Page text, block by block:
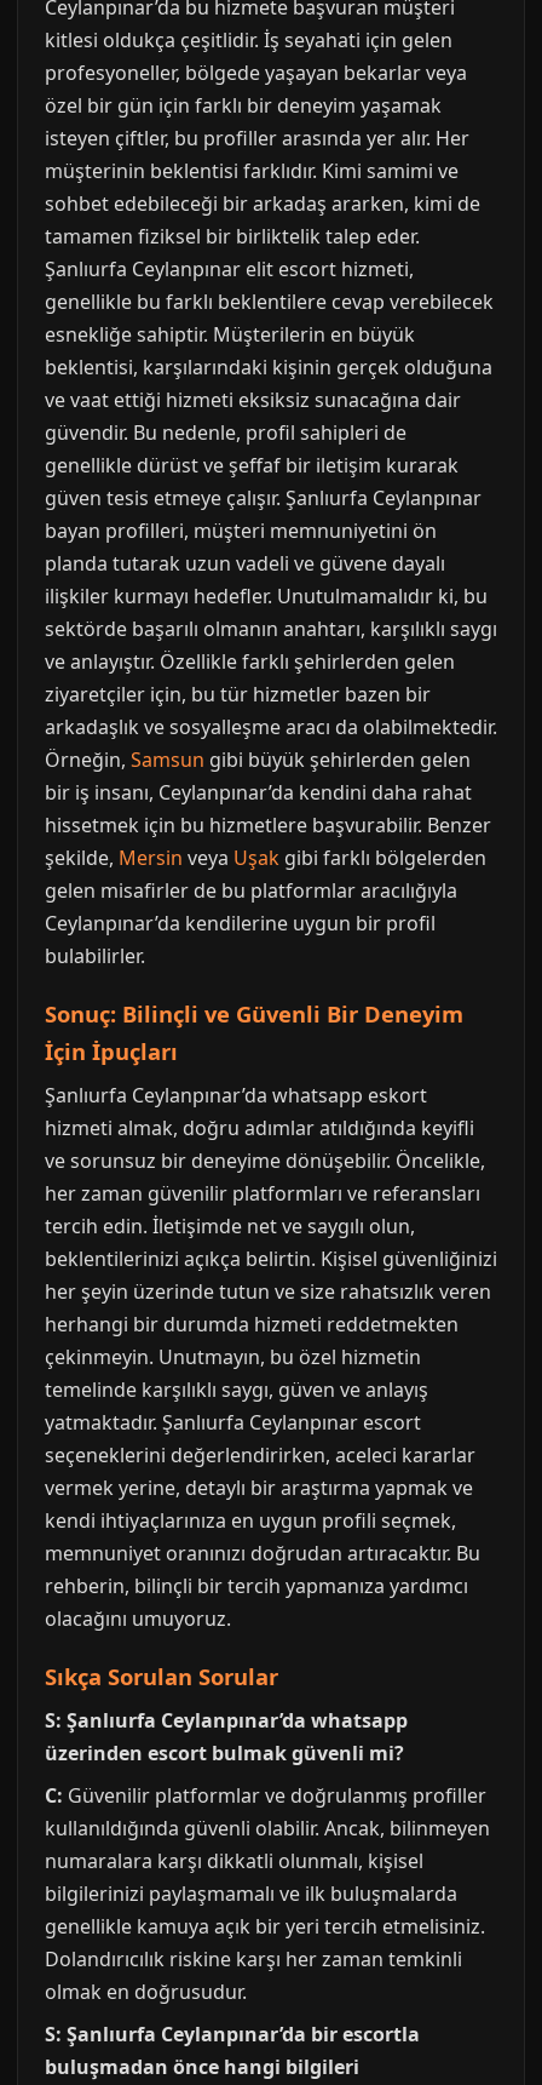
Ceylanpınar’da bu hizmete başvuran müşteri
kitlesi oldukça çeşitlidir. İş seyahati için gelen
profesyoneller, bölgede yaşayan bekarlar veya
özel bir gün için farklı bir deneyim yaşamak
isteyen çiftler, bu profiller arasında yer alır. Her
müşterinin beklentisi farklıdır. Kimi samimi ve
sohbet edebileceği bir arkadaş ararken, kimi de
tamamen fiziksel bir birliktelik talep eder.
Şanlıurfa Ceylanpınar elit escort hizmeti,
genellikle bu farklı beklentilere cevap verebilecek
esnekliğe sahiptir. Müşterilerin en büyük
beklentisi, karşılarındaki kişinin gerçek olduğuna
ve vaat ettiği hizmeti eksiksiz sunacağına dair
güvendir. Bu nedenle, profil sahipleri de
genellikle dürüst ve şeffaf bir iletişim kurarak
güven tesis etmeye çalışır. Şanlıurfa Ceylanpınar
bayan profilleri, müşteri memnuniyetini ön
planda tutarak uzun vadeli ve güvene dayalı
ilişkiler kurmayı hedefler. Unutulmamalıdır ki, bu
sektörde başarılı olmanın anahtarı, karşılıklı saygı
ve anlayıştır. Özellikle farklı şehirlerden gelen
ziyaretçiler için, bu tür hizmetler bazen bir
arkadaşlık ve sosyalleşme aracı da olabilmektedir.
Örneğin, Samsun gibi büyük şehirlerden gelen
bir iş insanı, Ceylanpınar’da kendini daha rahat
hissetmek için bu hizmetlere başvurabilir. Benzer
şekilde, Mersin veya Uşak gibi farklı bölgelerden
gelen misafirler de bu platformlar aracılığıyla
Ceylanpınar’da kendilerine uygun bir profil
bulabilirler.
Sonuç: Bilinçli ve Güvenli Bir Deneyim
İçin İpuçları
Şanlıurfa Ceylanpınar’da whatsapp eskort
hizmeti almak, doğru adımlar atıldığında keyifli
ve sorunsuz bir deneyime dönüşebilir. Öncelikle,
her zaman güvenilir platformları ve referansları
tercih edin. İletişimde net ve saygılı olun,
beklentilerinizi açıkça belirtin. Kişisel güvenliğinizi
her şeyin üzerinde tutun ve size rahatsızlık veren
herhangi bir durumda hizmeti reddetmekten
çekinmeyin. Unutmayın, bu özel hizmetin
temelinde karşılıklı saygı, güven ve anlayış
yatmaktadır. Şanlıurfa Ceylanpınar escort
seçeneklerini değerlendirirken, aceleci kararlar
vermek yerine, detaylı bir araştırma yapmak ve
kendi ihtiyaçlarınıza en uygun profili seçmek,
memnuniyet oranınızı doğrudan artıracaktır. Bu
rehberin, bilinçli bir tercih yapmanıza yardımcı
olacağını umuyoruz.
Sıkça Sorulan Sorular
S: Şanlıurfa Ceylanpınar’da whatsapp
üzerinden escort bulmak güvenli mi?
C: Güvenilir platformlar ve doğrulanmış profiller
kullanıldığında güvenli olabilir. Ancak, bilinmeyen
numaralara karşı dikkatli olunmalı, kişisel
bilgilerinizi paylaşmamalı ve ilk buluşmalarda
genellikle kamuya açık bir yeri tercih etmelisiniz.
Dolandırıcılık riskine karşı her zaman temkinli
olmak en doğrusudur.
S: Şanlıurfa Ceylanpınar’da bir escortla
buluşmadan önce hangi bilgileri